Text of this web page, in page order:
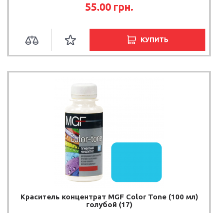
55.00 грн.
КУПИТЬ
Краситель концентрат MGF Color Tone (100 мл)
голубой (17)